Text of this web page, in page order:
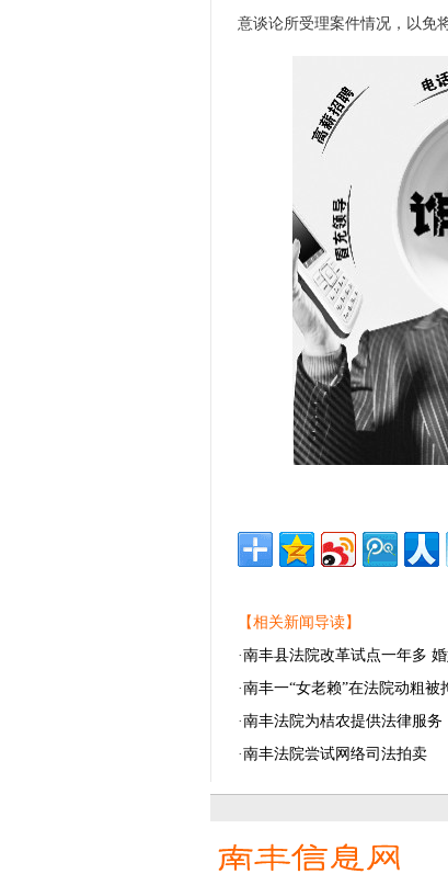
意谈论所受理案件情况，以免
【相关新闻导读】
·南丰县法院改革试点一年多
·南丰一“女老赖”在法院动粗被
·南丰法院为桔农提供法律服务
·南丰法院尝试网络司法拍卖